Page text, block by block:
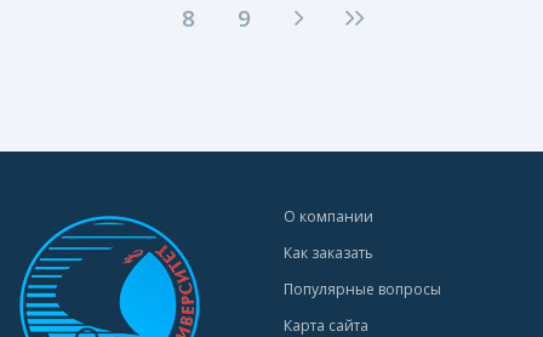
8
9
О компании
Как заказать
Популярные вопросы
Карта сайта